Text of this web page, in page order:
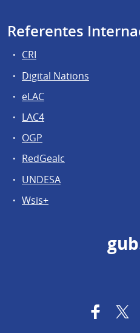
Referentes
CRI
Digital Nations
eLAC
LAC4
OGP
RedGealc
UNDESA
Wsis+